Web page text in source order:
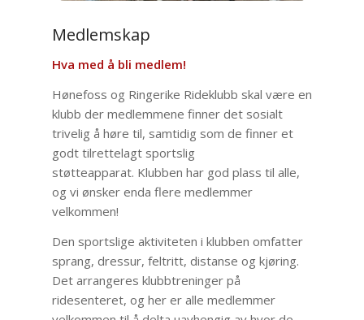
Medlemskap
Hva med å bli medlem!
Hønefoss og Ringerike Rideklubb skal være en
klubb der medlemmene finner det sosialt
trivelig å høre til, samtidig som de finner et
godt tilrettelagt sportslig
støtteapparat. Klubben har god plass til alle,
og vi ønsker enda flere medlemmer
velkommen!
Den sportslige aktiviteten i klubben omfatter
sprang, dressur, feltritt, distanse og kjøring.
Det arrangeres klubbtreninger på
ridesenteret, og her er alle medlemmer